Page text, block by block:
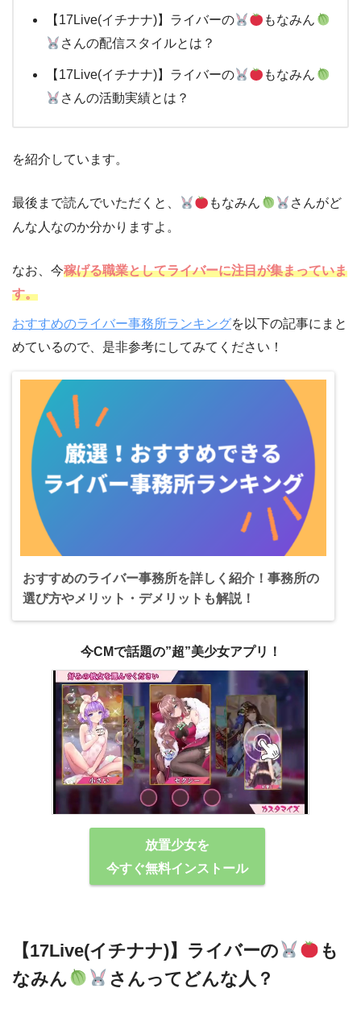
【17Live(イチナナ)】ライバーの
もなみん
さんの配信スタイルとは？
【17Live(イチナナ)】ライバーの
もなみん
さんの活動実績とは？
を紹介しています。
最後まで読んでいただくと、 もなみん
さんがど
んな人なのか分かりますよ。
なお、今稼げる職業としてライバーに注目が集まっていま
す。
おすすめのライバー事務所ランキングを以下の記事にまと
めているので、是非参考にしてみてください！
おすすめのライバー事務所を詳しく紹介！事務所の
選び方やメリット・デメリットも解説！
今CMで話題の”超”美少女アプリ！
放置少女を
今すぐ無料インストール
【17Live(イチナナ)】ライバーの
も
なみん
さんってどんな⼈？